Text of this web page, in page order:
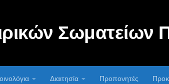
Σωματείων
Διαιτησία Προπονητές